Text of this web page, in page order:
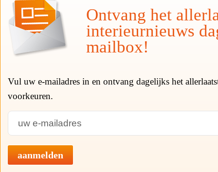
Ontvang het
interieurnieuws
mailbox!
Vul uw e-mailadres in en ontvang dagelijks het
voorkeuren.
aanmelden